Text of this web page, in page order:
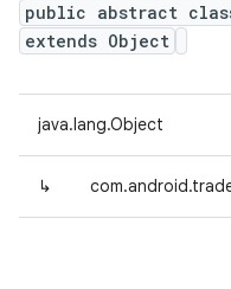
public abstract
extends Object
java.lang.Object
↳